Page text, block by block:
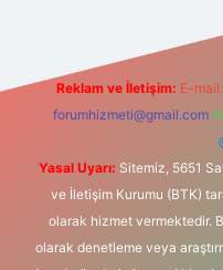
Reklam ve İletişim: E-mail:
forumhizmeti@gmail.com
Yasal Uyarı: Sitemiz, 5651
ve İletişim Kurumu (BTK)
olarak hizmet vermektedir.
olarak denetleme veya